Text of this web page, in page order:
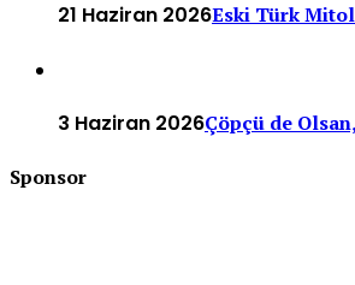
21 Haziran 2026Eski Türk
3 Haziran 2026Çöpçü de
Sponsor